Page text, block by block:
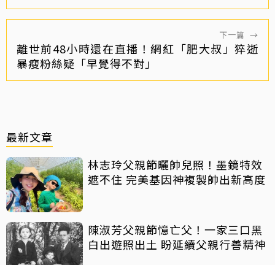
下一篇 →
離世前48小時還在直播！網紅「肥大叔」猝逝
暴瘦粉絲疑「早覺得不對」
最新文章
林志玲父親節曬帥兒照！墨鏡特效
遮不住 完美基因神複製帥出新高度
陳淑芳父親節憶亡父！一家三口黑
白出遊照出土 盼延續父親行善精神